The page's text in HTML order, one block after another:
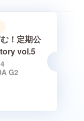
！定期公
vol.5
G2